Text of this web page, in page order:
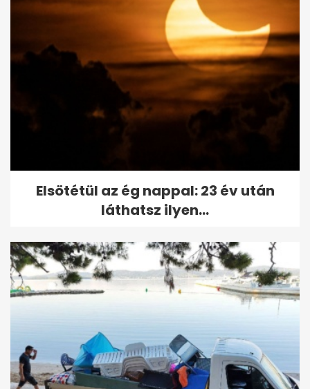
Elsötétül az ég nappal: 23 év után
láthatsz ilyen...